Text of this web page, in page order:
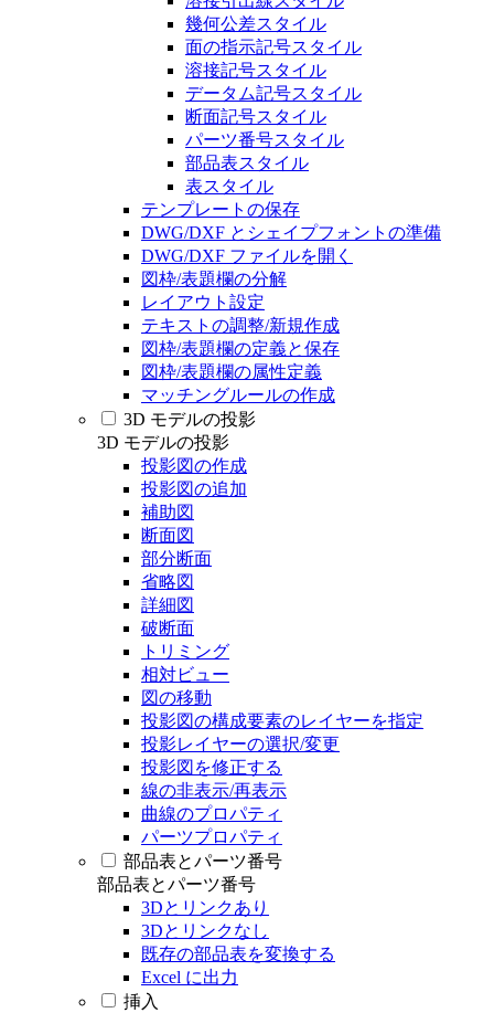
幾何公差スタイル
面の指示記号スタイル
溶接記号スタイル
データム記号スタイル
断面記号スタイル
パーツ番号スタイル
部品表スタイル
表スタイル
テンプレートの保存
DWG/DXF とシェイプフォントの準備
DWG/DXF ファイルを開く
図枠/表題欄の分解
レイアウト設定
テキストの調整/新規作成
図枠/表題欄の定義と保存
図枠/表題欄の属性定義
マッチングルールの作成
3D モデルの投影
3D モデルの投影
投影図の作成
投影図の追加
補助図
断面図
部分断面
省略図
詳細図
破断面
トリミング
相対ビュー
図の移動
投影図の構成要素のレイヤーを指定
投影レイヤーの選択/変更
投影図を修正する
線の非表示/再表示
曲線のプロパティ
パーツプロパティ
部品表とパーツ番号
部品表とパーツ番号
3Dとリンクあり
3Dとリンクなし
既存の部品表を変換する
Excel に出力
挿入